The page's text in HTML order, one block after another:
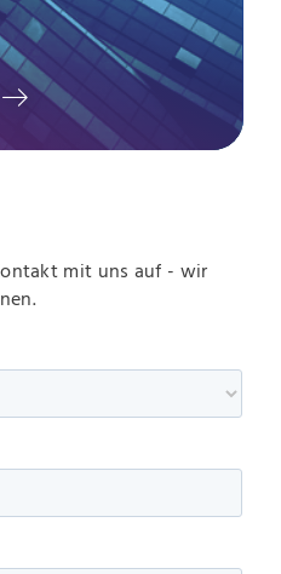
mit uns auf - wir